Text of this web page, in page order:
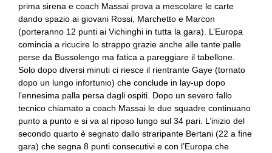
prima sirena e coach Massai prova a mescolare le carte
dando spazio ai giovani Rossi, Marchetto e Marcon
(porteranno 12 punti ai Vichinghi in tutta la gara). L’Europa
comincia a ricucire lo strappo grazie anche alle tante palle
perse da Bussolengo ma fatica a pareggiare il tabellone.
Solo dopo diversi minuti ci riesce il rientrante Gaye (tornato
dopo un lungo infortunio) che conclude in lay-up dopo
l’ennesima palla persa dagli ospiti. Dopo un severo fallo
tecnico chiamato a coach Massai le due squadre continuano
punto a punto e si va al riposo lungo sul 34 pari. L’inizio del
secondo quarto è segnato dallo straripante Bertani (22 a fine
gara) che segna 8 punti consecutivi e con l’Europa che